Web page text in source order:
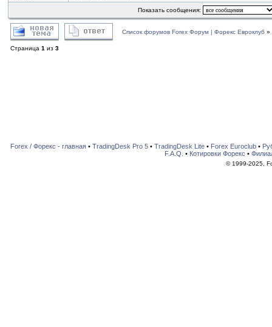
Показать сообщения:
Список форумов Forex Форум | Форекс Евроклуб »
Страница 1 из 3
Forex / Форекс - главная• TradingDesk Pro 5• TradingDesk Lite• Forex Euroclub•
F.A.Q. • Котировки Форекс •
© 1999-2025,